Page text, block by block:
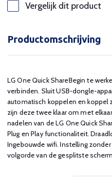
Vergelijk dit product
Productomschrijving
LG One Quick ShareBegin te
verbinden. Sluit USB-dongle-
automatisch koppelen en koppel
zijn deze twee klaar om met
nadelen van de LG One Quick
Plug en Play functionaliteit.
Ingebouwde wifi. Instelling
volgorde van de gesplitste